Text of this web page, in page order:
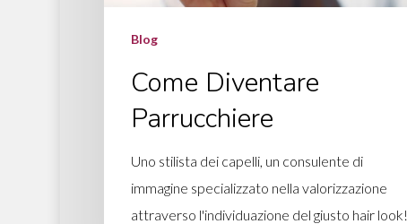
Blog
Come Diventare
Parrucchiere
Uno stilista dei capelli, un consulente di
immagine specializzato nella valorizzazione
attraverso l'individuazione del giusto hair look!